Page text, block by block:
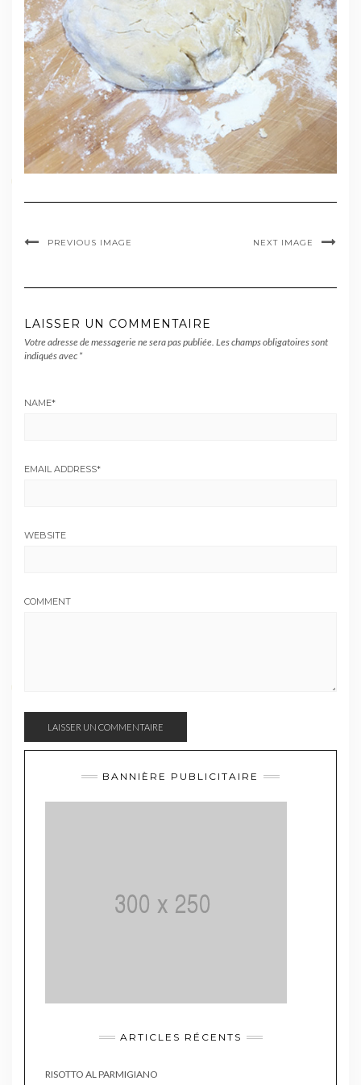
PREVIOUS IMAGE NEXT IMAGE
LAISSER UN COMMENTAIRE
Votre adresse de messagerie ne sera pas publiée. Les champs obligatoires sont
indiqués avec *
NAME*
EMAIL ADDRESS*
WEBSITE
COMMENT
BANNIÈRE PUBLICITAIRE
ARTICLES RÉCENTS
RISOTTO AL PARMIGIANO